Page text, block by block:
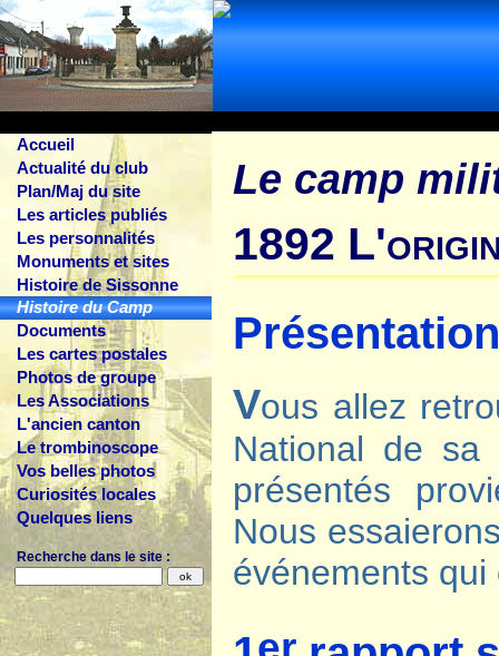
Accueil
Actualité du club
Plan/Maj du site
Les articles publiés
Les personnalités
Monuments et sites
Histoire de Sissonne
Histoire du Camp
Documents
Les cartes postales
Photos de groupe
Les Associations
L'ancien canton
Le trombinoscope
Vos belles photos
Curiosités locales
Quelques liens
Recherche dans le site :
Le camp
1892
Vous allez
National de sa
présentés
Nous
événements